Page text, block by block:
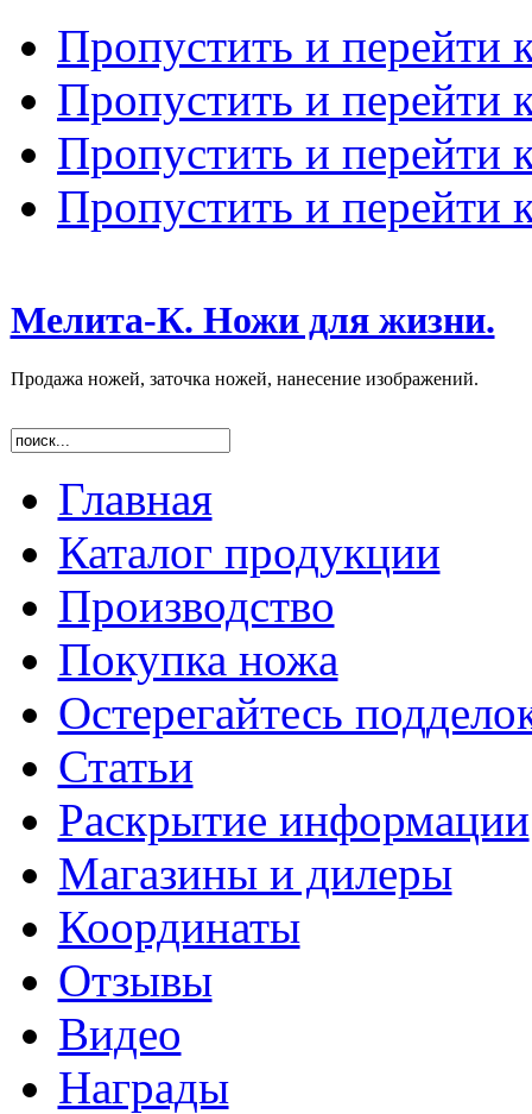
Пропустить и перейти
Пропустить и перейти
Пропустить и перейти
Пропустить и перейти
Мелита-К. Ножи для жизни.
Продажа ножей, заточка ножей, нанесение изображений.
Главная
Каталог продукции
Производство
Покупка ножа
Остерегайтесь
Статьи
Раскрытие информации
Магазины и дилеры
Координаты
Отзывы
Видео
Награды